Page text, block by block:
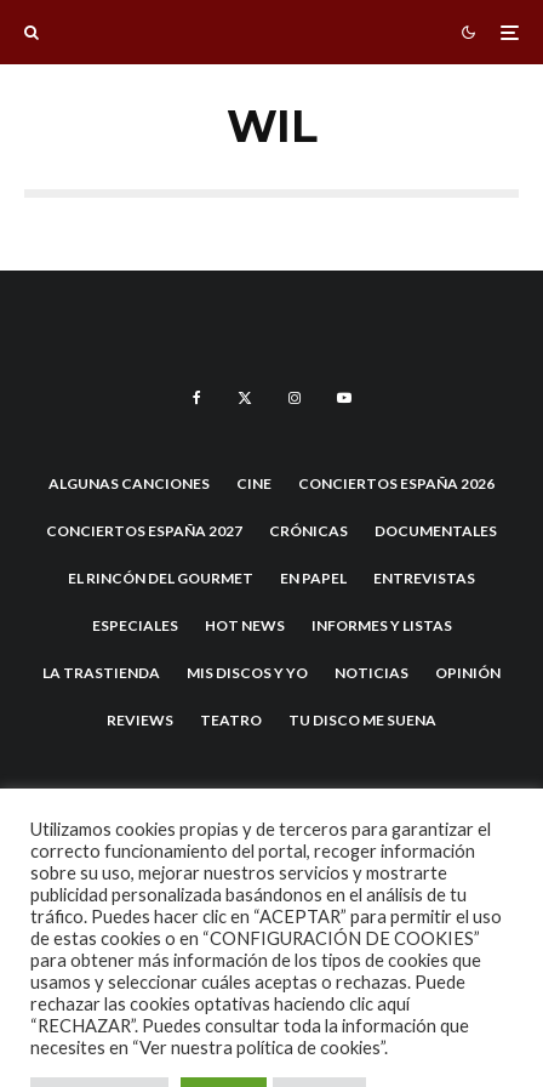
WIL
ALGUNAS CANCIONES CINE CONCIERTOS ESPAÑA 2026
CONCIERTOS ESPAÑA 2027 CRÓNICAS DOCUMENTALES
EL RINCÓN DEL GOURMET EN PAPEL ENTREVISTAS
ESPECIALES HOT NEWS INFORMES Y LISTAS
LA TRASTIENDA MIS DISCOS Y YO NOTICIAS OPINIÓN
REVIEWS TEATRO TU DISCO ME SUENA
2007 COPYRIGHT -CODETIPITHEME
Utilizamos cookies propias y de terceros para garantizar el
correcto funcionamiento del portal, recoger información
sobre su uso, mejorar nuestros servicios y mostrarte
publicidad personalizada basándonos en el análisis de tu
tráfico. Puedes hacer clic en “ACEPTAR” para permitir el uso
de estas cookies o en “CONFIGURACIÓN DE COOKIES”
para obtener más información de los tipos de cookies que
usamos y seleccionar cuáles aceptas o rechazas. Puede
rechazar las cookies optativas haciendo clic aquí
“RECHAZAR”. Puedes consultar toda la información que
necesites en “Ver nuestra política de cookies”.